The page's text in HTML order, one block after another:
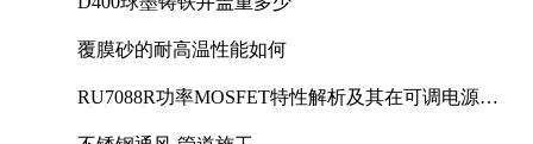
覆膜砂的耐高温性能如何
RU7088R功率MOSFET特性解析及其在可调电源设